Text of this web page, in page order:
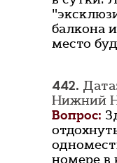
балкона
место
442.
Нижний
Вопрос:
номере в